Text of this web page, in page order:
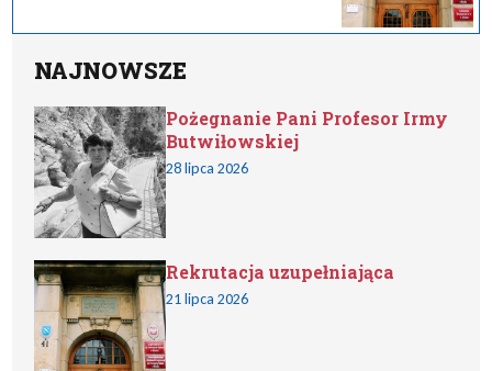
NAJNOWSZE
Pożegnanie Pani Profesor Irmy
Butwiłowskiej
28 lipca 2026
Rekrutacja uzupełniająca
21 lipca 2026